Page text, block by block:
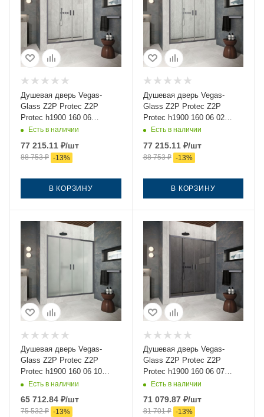
Душевая дверь Vegas-
Glass Z2P Protec Z2P
Protec h1900 160 06
crystalvision 160х190
профиль вороненая сталь
Есть в наличии
77 215.11 ₽/шт
88 753₽ -13%
В КОРЗИНУ
Душевая дверь Vegas-
Glass Z2P Protec Z2P
Protec h1900 160 06 02
160х190 стекло рифленое
Есть в наличии
77 215.11₽/шт
88 753₽ -13%
В КОРЗИНУ
Душевая дверь Vegas-
Glass Z2P Protec Z2P
Protec h1900 160 06 10
160х190 стекло матовое
профиль вороненая сталь
Есть в наличии
65 712.84 ₽/шт
75 532₽ -13%
Душевая дверь Vegas-
Glass Z2P Protec Z2P
Protec h1900 160 06 07
160х190 стекло
тонированное профиль
вороненая сталь
Есть в наличии
71 079.87₽/шт
81 701₽ -13%